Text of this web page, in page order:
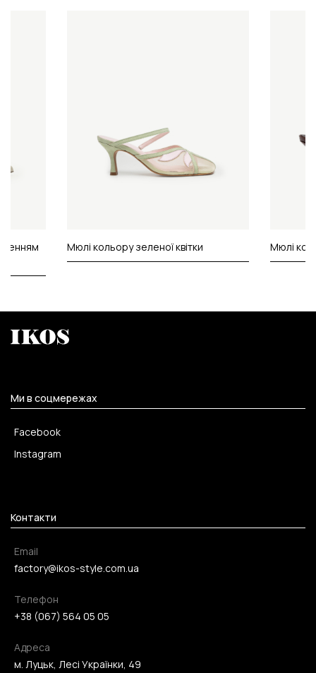
Мюлі кольору зеленої квітки Мюлі
Ми в соцмережах
Facebook
Instagram
Контакти
Email
factory@ikos-style.com.ua
Телефон
+38 (067) 564 05 05
Адреса
м. Луцьк, Лесі Українки, 49